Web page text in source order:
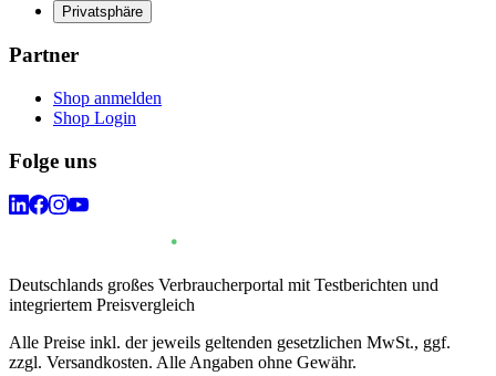
Privatsphäre
Partner
Shop anmelden
Shop Login
Folge uns
Deutschlands großes Verbraucherportal mit Testberichten und
integriertem Preisvergleich
Alle Preise inkl. der jeweils geltenden gesetzlichen MwSt., ggf.
zzgl. Versandkosten. Alle Angaben ohne Gewähr.